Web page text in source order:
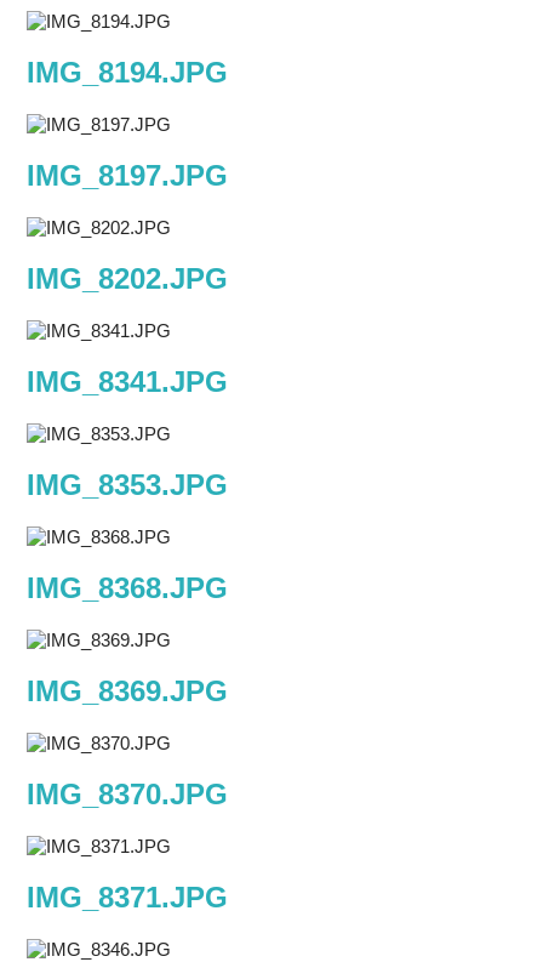
IMG_8194.JPG
IMG_8197.JPG
IMG_8202.JPG
IMG_8341.JPG
IMG_8353.JPG
IMG_8368.JPG
IMG_8369.JPG
IMG_8370.JPG
IMG_8371.JPG